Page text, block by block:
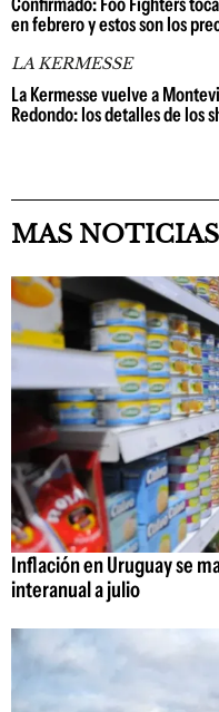
en febrero y estos son los
LA KERMESSE
La Kermesse vuelve a
Redondo: los detalles de los
MAS
Inflación en Uruguay se
interanual a julio